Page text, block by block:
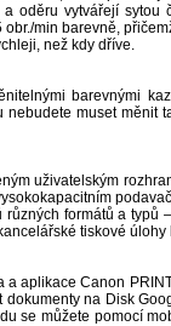
oděru vytvářejí
min barevně,
než kdy dříve.
barevnými
muset měnit
uživatelským
formátů a typů
tiskové úlohy
aplikace Canon
na Disk
se můžete pomocí